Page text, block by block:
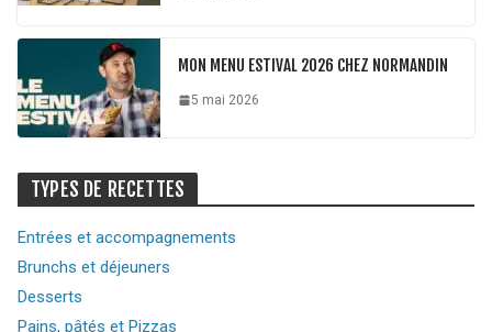
MON MENU ESTIVAL 2026 CHEZ NORMANDIN
5 mai 2026
TYPES DE RECETTES
Entrées et accompagnements
Brunchs et déjeuners
Desserts
Pains, pâtés et Pizzas